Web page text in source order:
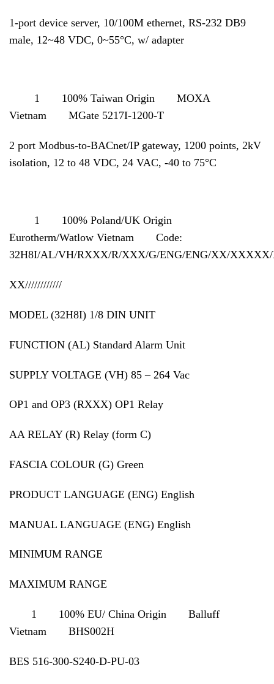
1-port device server, 10/100M ethernet, RS-232 DB9
male, 12~48 VDC, 0~55°C, w/ adapter
1 100% Taiwan Origin MOXA
Vietnam MGate 5217I-1200-T
2 port Modbus-to-BACnet/IP gateway, 1200 points, 2kV
isolation, 12 to 48 VDC, 24 VAC, -40 to 75°C
1 100% Poland/UK Origin
Eurotherm/Watlow Vietnam Code:
32H8I/AL/VH/RXXX/R/XXX/G/ENG/ENG/XX/
XX////////////
MODEL (32H8I) 1/8 DIN UNIT
FUNCTION (AL) Standard Alarm Unit
SUPPLY VOLTAGE (VH) 85 – 264 Vac
OP1 and OP3 (RXXX) OP1 Relay
AA RELAY (R) Relay (form C)
FASCIA COLOUR (G) Green
PRODUCT LANGUAGE (ENG) English
MANUAL LANGUAGE (ENG) English
MINIMUM RANGE
MAXIMUM RANGE
1 100% EU/ China Origin Balluff
Vietnam BHS002H
BES 516-300-S240-D-PU-03